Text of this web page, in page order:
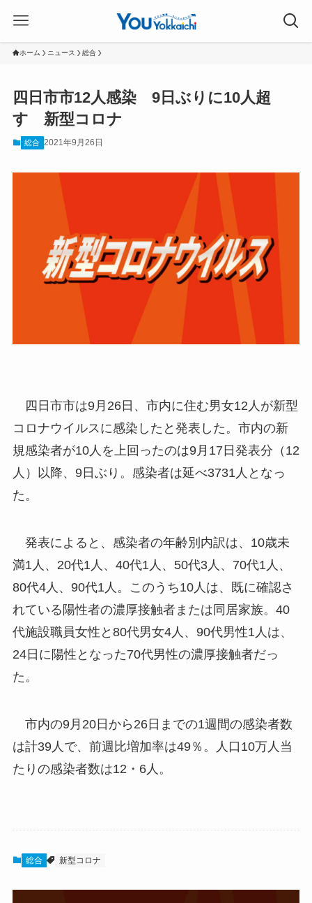
ホーム ニュース 総合
四日市市12人感染 9日ぶりに10人超
す 新型コロナ
総合 2021年9月26日
四日市市は9月26日、市内に住む男女12人が新型
コロナウイルスに感染したと発表した。市内の新
規感染者が10人を上回ったのは9月17日発表分（12
人）以降、9日ぶり。感染者は延べ3731人となっ
た。
発表によると、感染者の年齢別内訳は、10歳未
満1人、20代1人、40代1人、50代3人、70代1人、
80代4人、90代1人。このうち10人は、既に確認さ
れている陽性者の濃厚接触者または同居家族。40
代施設職員女性と80代男女4人、90代男性1人は、
24日に陽性となった70代男性の濃厚接触者だっ
た。
市内の9月20日から26日までの1週間の感染者数
は計39人で、前週比増加率は49％。人口10万人当
たりの感染者数は12・6人。
総合 新型コロナ